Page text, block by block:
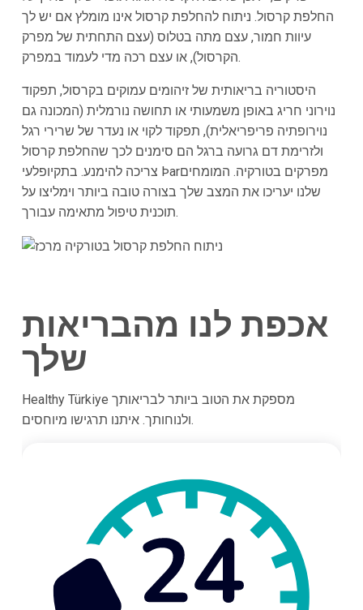
החלפת קרסול. ניתוח להחלפת קרסול אינו מומלץ אם יש לך
עיוות חמור, עצם מתה בטלוס (עצם התחתית של מפרק
הקרסול), או עצם רכה מדי לעמוד במפרק.
היסטוריה בריאותית של זיהומים עמוקים בקרסול, תפקוד
נוירוני חריג באופן משמעותי או תחושה נורמלית (המכונה גם
נוירופתיה פריפריאלית), תפקוד לקוי או נעדר של שרירי רגל
ולזרימת דם גרועה ברגל הם סימנים לכך שהחלפת קרסול
צריכה להימנע. בתקיופלעי Þarמפרקים בטורקיה. המומחים
שלנו יעריכו את המצב שלך בצורה טובה ביותר וימליצו על
תוכנית טיפול מתאימה עבורך.
אכפת לנו מהבריאות
שלך
Healthy Türkiye מספקת את הטוב ביותר לבריאותך
ולנוחותך. איתנו תרגישו מיוחסים.